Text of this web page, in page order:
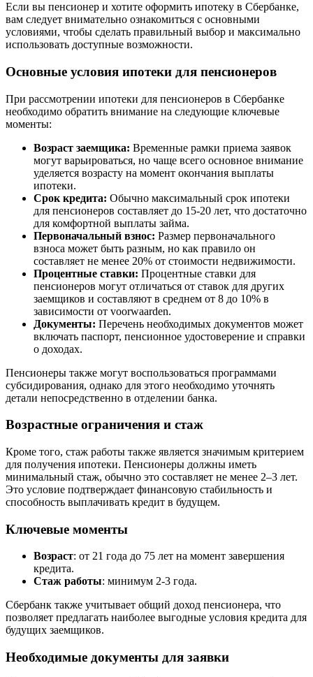
Если вы пенсионер и хотите оформить ипотеку в Сбербанке,
вам следует внимательно ознакомиться с основными
условиями, чтобы сделать правильный выбор и максимально
использовать доступные возможности.
Основные условия ипотеки для пенсионеров
При рассмотрении ипотеки для пенсионеров в Сбербанке
необходимо обратить внимание на следующие ключевые
моменты:
Возраст заемщика: Временные рамки приема заявок
могут варьироваться, но чаще всего основное внимание
уделяется возрасту на момент окончания выплаты
ипотеки.
Срок кредита: Обычно максимальный срок ипотеки
для пенсионеров составляет до 15-20 лет, что достаточно
для комфортной выплаты займа.
Первоначальный взнос: Размер первоначального
взноса может быть разным, но как правило он
составляет не менее 20% от стоимости недвижимости.
Процентные ставки: Процентные ставки для
пенсионеров могут отличаться от ставок для других
заемщиков и составляют в среднем от 8 до 10% в
зависимости от voorwaarden.
Документы: Перечень необходимых документов может
включать паспорт, пенсионное удостоверение и справки
о доходах.
Пенсионеры также могут воспользоваться программами
субсидирования, однако для этого необходимо уточнять
детали непосредственно в отделении банка.
Возрастные ограничения и стаж
Кроме того, стаж работы также является значимым критерием
для получения ипотеки. Пенсионеры должны иметь
минимальный стаж, обычно это составляет не менее 2–3 лет.
Это условие подтверждает финансовую стабильность и
способность выплачивать кредит в будущем.
Ключевые моменты
Возраст: от 21 года до 75 лет на момент завершения
кредита.
Стаж работы: минимум 2-3 года.
Сбербанк также учитывает общий доход пенсионера, что
позволяет предлагать наиболее выгодные условия кредита для
будущих заемщиков.
Необходимые документы для заявки